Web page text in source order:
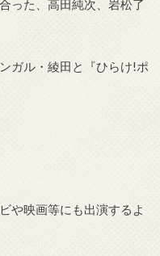
った、高田純次、岩松了
ガル・綾田と『ひらけ!ポ
や映画等にも出演するよ